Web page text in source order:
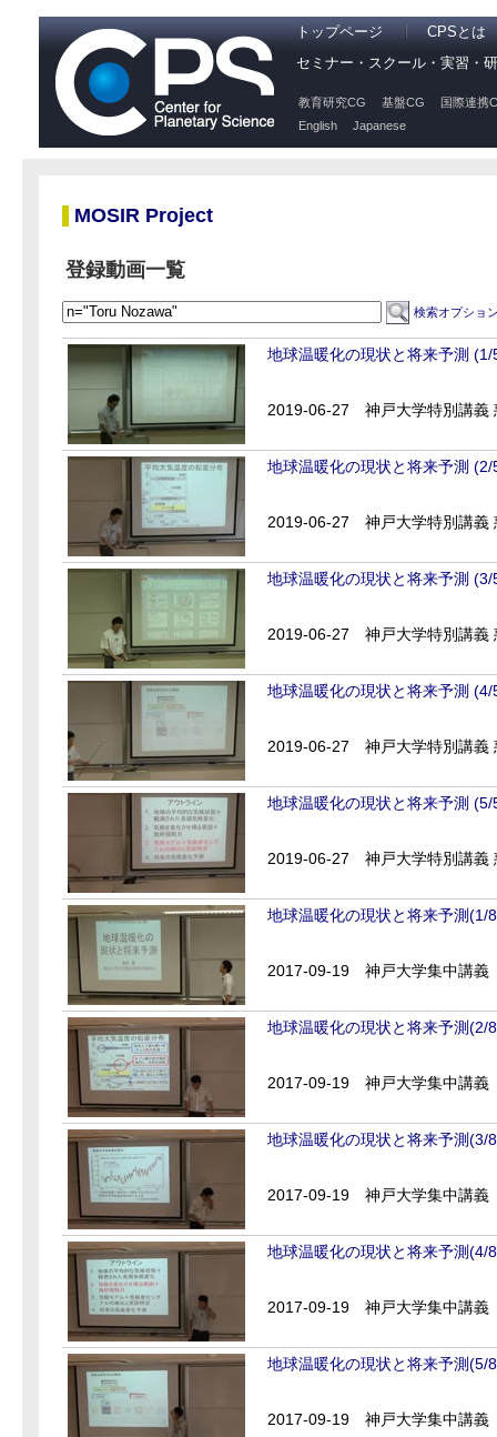
トップページ
CPSとは
セミナー・スクール・実習・
教育研究CG 基盤CG
国際連携
English
Japanese
MOSIR Project
登録動画一覧
検索オプショ
地球温暖化の現状と将来予測 (1/
2019-06-27 神戸大学特別講義
地球温暖化の現状と将来予測 (2/
2019-06-27 神戸大学特別講義
地球温暖化の現状と将来予測 (3/
2019-06-27 神戸大学特別講義
地球温暖化の現状と将来予測 (4/
2019-06-27 神戸大学特別講義
地球温暖化の現状と将来予測 (5/
2019-06-27 神戸大学特別講義
地球温暖化の現状と将来予測(1/
2017-09-19 神戸大学集中講義
地球温暖化の現状と将来予測(2/
2017-09-19 神戸大学集中講義
地球温暖化の現状と将来予測(3/
2017-09-19 神戸大学集中講義
地球温暖化の現状と将来予測(4/
2017-09-19 神戸大学集中講義
地球温暖化の現状と将来予測(5/
2017-09-19 神戸大学集中講義